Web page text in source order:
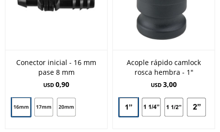
Conector inicial - 16 mm
pase 8 mm
USD 0,90
Acople rápido camlock
rosca hembra - 1"
USD 3,00